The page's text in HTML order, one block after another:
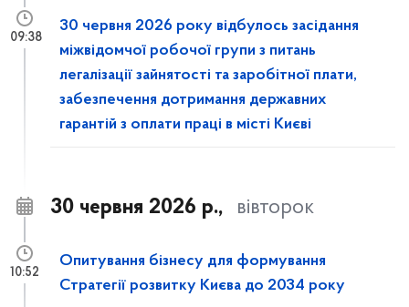
30 червня 2026 року відбулось засідання
міжвідомчої робочої групи з питань
легалізації зайнятості та заробітної плати,
забезпечення дотримання державних
гарантій з оплати праці в місті Києві
09:38
30 червня 2026 р., вівторок
Опитування бізнесу для формування
Стратегії розвитку Києва до 2034 року
10:52